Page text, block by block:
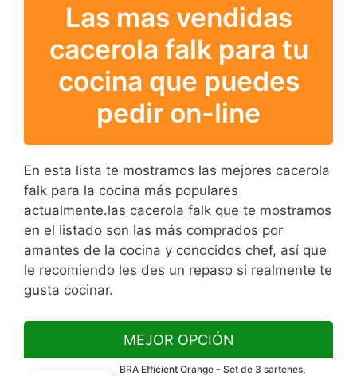
Las mas vendidas
cacerola falk para tu
cocina que puedes
pedir on-line
En esta lista te mostramos las mejores cacerola
falk para la cocina más populares
actualmente.las cacerola falk que te mostramos
en el listado son las más comprados por
amantes de la cocina y conocidos chef, así que
le recomiendo les des un repaso si realmente te
gusta cocinar.
MEJOR OPCIÓN
BRA Efficient Orange - Set de 3 sartenes,